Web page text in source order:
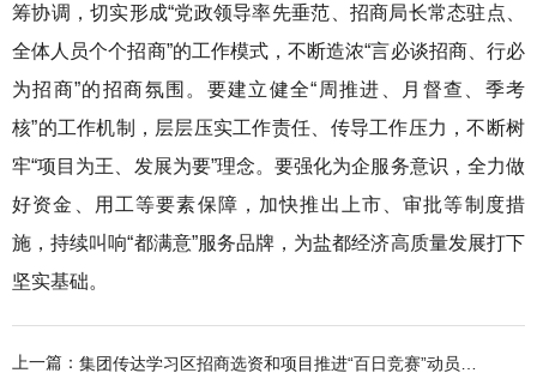
筹协调，切实形成“党政领导率先垂范、招商局长常态驻点、
全体人员个个招商”的工作模式，不断造浓“言必谈招商、行必
为招商”的招商氛围。要建立健全“周推进、月督查、季考
核”的工作机制，层层压实工作责任、传导工作压力，不断树
牢“项目为王、发展为要”理念。要强化为企服务意识，全力做
好资金、用工等要素保障，加快推出上市、审批等制度措
施，持续叫响“都满意”服务品牌，为盐都经济高质量发展打下
坚实基础。
上一篇：